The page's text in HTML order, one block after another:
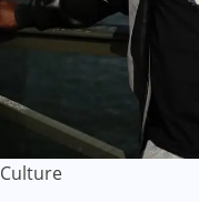
Culture